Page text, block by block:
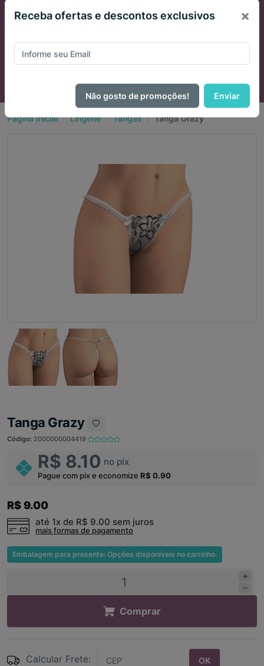
Página Inicial Lingerie Tangas Tanga Grazy
Tanga Grazy
Código: 2000000004419
R$ 8.10 no pix
Pague com pix e economize R$ 0.90
R$ 9.00
até 1x de R$ 9.00 sem juros
mais formas de pagamento
Embalagem para presente: Opções disponíveis no carrinho.
Comprar
Calcular Frete: OK
Receba ofertas e descontos exclusivos ×
Não gosto de promoções! Enviar